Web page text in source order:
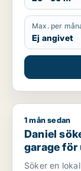
Max. per
Ej angivet
Daniel söker
1 mån sedan
Daniel
garage för
eller
Söker en